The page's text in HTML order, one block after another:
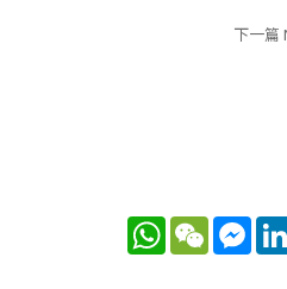
下一篇
WhatsApp
WeChat